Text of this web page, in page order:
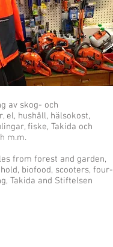
av skog- och
el, hushåll, hälsokost,
fiske, Takida och
m.m.
from forest and garden,
biofood, scooters, four-
Takida and Stiftelsen